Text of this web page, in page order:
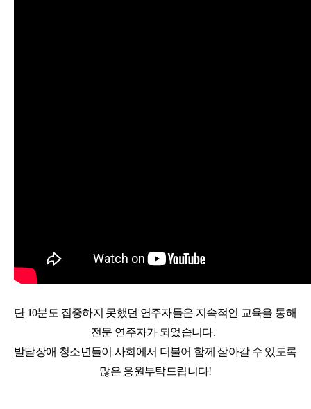
단 10분도 집중하지 못했던 연주자들은 지속적인 교육을 통해
전문 연주자가 되었습니다.
발달장애 청소년들이 사회에서 더불어 함께 살아갈 수 있도록
많은 응원부탁드립니다!